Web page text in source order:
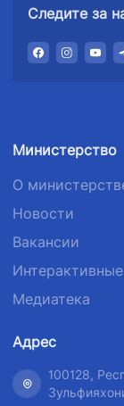
Следите за
Министерство
О
Новости
Вакансии
Медиатека
Адрес
100128,